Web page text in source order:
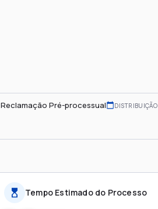
Reclamação Pré-processual DISTRIBUIÇÃO
Tempo Estimado do Processo